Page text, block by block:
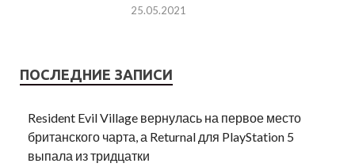
25.05.2021
ПОСЛЕДНИЕ ЗАПИСИ
Resident Evil Village вернулась на первое место
британского чарта, а Returnal для PlayStation 5
выпала из тридцатки